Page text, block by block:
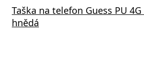
Taška na telefon Guess PU
hnědá